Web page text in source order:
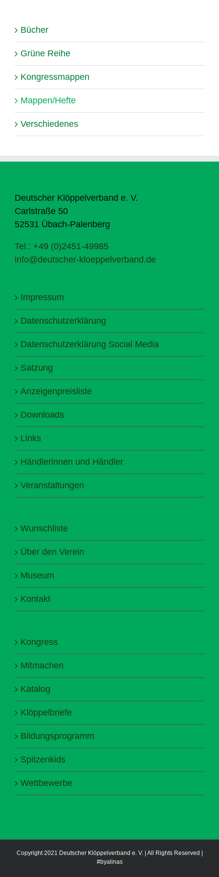
Bücher
Grüne Reihe
Kongressmappen
Mappen/Hefte
Verschiedenes
Deutscher Klöppelverband e. V.
Carlstraße 50
52531 Übach-Palenberg
Tel.: +49 (0)2451-49985
info@deutscher-kloeppelverband.de
Impressum
Datenschutzerklärung
Datenschutzerklärung Social Media
Satzung
Anzeigenpreisliste
Downloads
Links
Händlerinnen und Händler
Veranstaltungen
Wunschliste
Über den Verein
Museum
Kontakt
Kongress
Mitmachen
Katalog
Klöppelbriefe
Bildungsprogramm
Spitzenkids
Wettbewerbe
Copyright 2021 Deutscher Klöppelverband e. V. | All Rights Reserved |
#byalinas